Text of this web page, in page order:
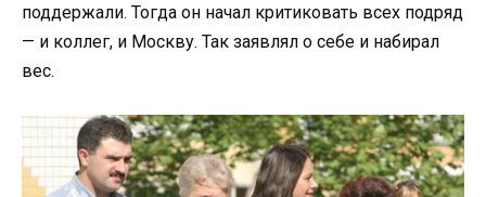
поддержали. Тогда он начал критиковать всех подряд
— и коллег, и Москву. Так заявлял о себе и набирал
вес.